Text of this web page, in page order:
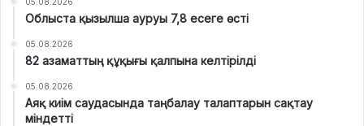
Облыста қызылша ауруы 7,8 есеге өсті
05.08.2026
82 азаматтың құқығы қалпына келтірілді
05.08.2026
Аяқ киім саудасында таңбалау талаптарын сақтау
міндетті